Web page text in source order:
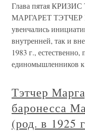
Глава пятая
МАРГАРЕТ ТЭТЧЕР
увенчались
внутренней, так и
1983 г.,
единомышленников
Тэтчер
баронесса
(род. в 1925